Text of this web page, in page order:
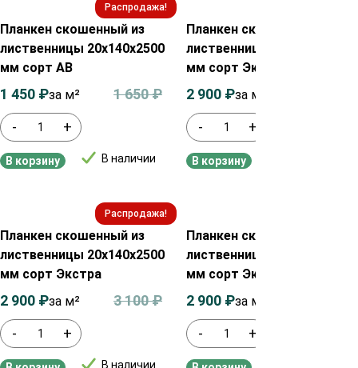
Распродажа!
Планкен скошенный из
лиственницы 20х140х2500
мм сорт АВ
- +
В наличии
1 650₽
1 450 ₽за м²
В корзину
Планкен скошенный из
лиственницы 20х140х2000
мм сорт Экстра
- +
2 900 ₽за м²
В корзину
Распродажа!
Планкен скошенный из
лиственницы 20х140х2500
мм сорт Экстра
- +
В наличии
3 100₽
2 900 ₽за м²
Планкен скошенный из
лиственницы 20х90х2500
мм сорт Экстра
- +
2 900 ₽за м²